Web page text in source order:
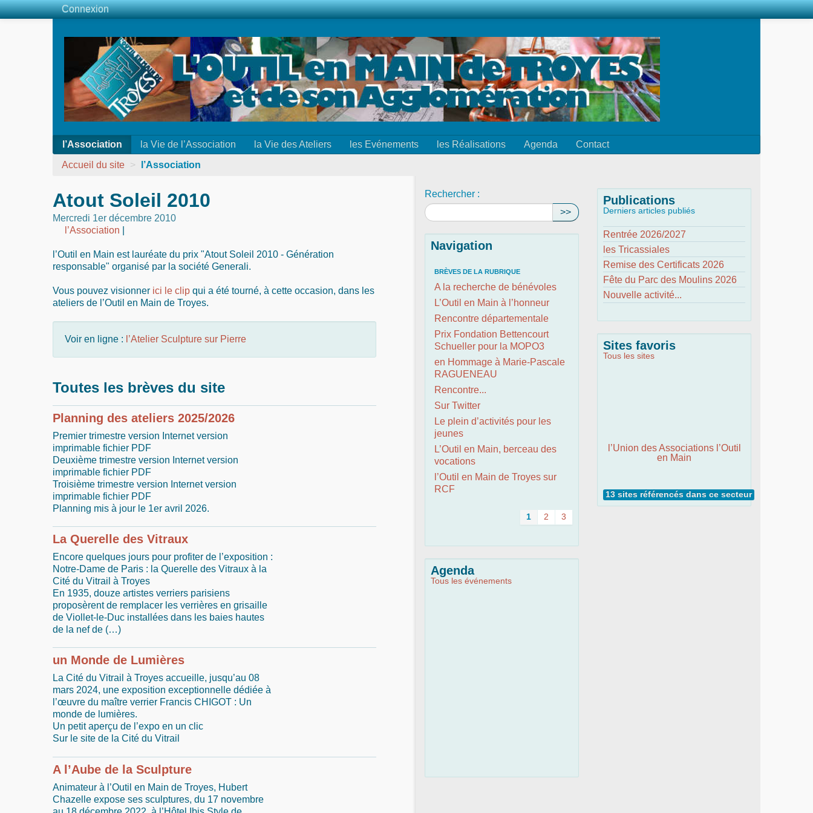
l’Association la Vie de l’Association la Vie des Ateliers les Evénements les Réalisations Agenda
Contact
Accueil du site > l’Association
Atout Soleil 2010
Mercredi 1er décembre 2010
l’Association
l’Outil en Main est lauréate du prix "Atout Soleil 2010 - Génération
responsable" organisé par la société Generali.
Vous pouvez visionner ici le clip qui a été tourné, à cette occasion, dans les
ateliers de l’Outil en Main de Troyes.
Voir en ligne : l’Atelier Sculpture sur Pierre
Toutes les brèves du site
Planning des ateliers 2025/2026
Premier trimestre version Internet version
imprimable fichier PDF
Deuxième trimestre version Internet version
imprimable fichier PDF
Troisième trimestre version Internet version
imprimable fichier PDF
Planning mis à jour le 1er avril 2026.
La Querelle des Vitraux
Encore quelques jours pour profiter de l’exposition :
Notre-Dame de Paris : la Querelle des Vitraux à la
Cité du Vitrail à Troyes
En 1935, douze artistes verriers parisiens
proposèrent de remplacer les verrières en grisaille
de Viollet-le-Duc installées dans les baies hautes
de la nef de (…)
un Monde de Lumières
La Cité du Vitrail à Troyes accueille, jusqu’au 08
mars 2024, une exposition exceptionnelle dédiée à
l’œuvre du maître verrier Francis CHIGOT : Un
monde de lumières.
Un petit aperçu de l’expo en un clic
Sur le site de la Cité du Vitrail
A l’Aube de la Sculpture
Animateur à l’Outil en Main de Troyes, Hubert
Chazelle expose ses sculptures, du 17 novembre
Rechercher :
>>
Navigation
BRÈVES DE LA RUBRIQUE
A la recherche de bénévoles
L’Outil en Main à l’honneur
Rencontre départementale
Prix Fondation Bettencourt
Schueller pour la MOPO3
en Hommage à Marie-Pascale
RAGUENEAU
Rencontre...
Sur Twitter
Le plein d’activités pour les
jeunes
L’Outil en Main, berceau des
vocations
l’Outil en Main de Troyes sur
RCF
1 2 3
Agenda
Tous les événements
Publications
Derniers articles publiés
Rentrée 2026/2027
les Tricassiales
Remise des Certificats 2026
Fête du Parc des Moulins 2026
Nouvelle activité...
Sites favoris
Tous les sites
l’Union des Associations l’Outil
en Main
13 sites référencés dans ce secteur
Connexion